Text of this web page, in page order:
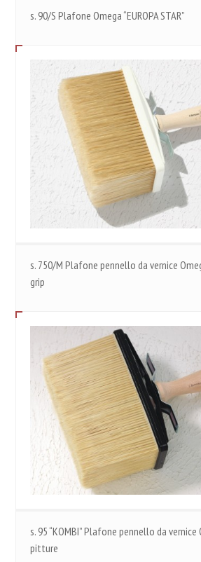
s. 90/S Plafone Omega “EUROPA STAR”
s. 750/M Plafone pennello da vernice
grip
s. 95 “KOMBI” Plafone pennello da
pitture